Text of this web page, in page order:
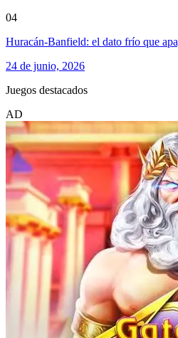
04
Huracán-Banfield: el dato frío que
24 de junio, 2026
Juegos destacados
AD